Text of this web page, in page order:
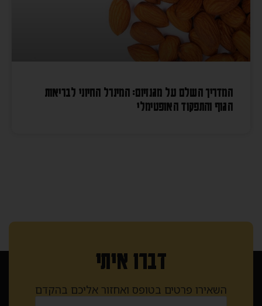
המדריך השלם על מגנזיום: המינרל החיוני לבריאות
הגוף והתפקוד האופטימלי
דברו איתי
השאירו פרטים בטופס ואחזור אליכם בהקדם